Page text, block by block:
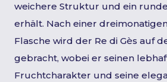
weichere Struktur und ein
erhält. Nach einer
Flasche wird der Re di Gès auf
gebracht, wobei er seinen
Fruchtcharakter und seine